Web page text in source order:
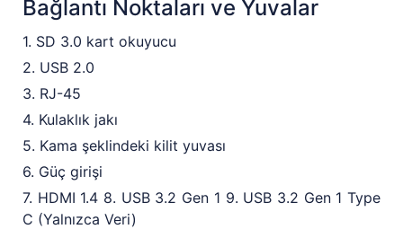
Bağlantı Noktaları ve Yuvalar
1. SD 3.0 kart okuyucu
2. USB 2.0
3. RJ-45
4. Kulaklık jakı
5. Kama şeklindeki kilit yuvası
6. Güç girişi
7. HDMI 1.4 8. USB 3.2 Gen 1 9. USB 3.2 Gen 1 Type
C (Yalnızca Veri)